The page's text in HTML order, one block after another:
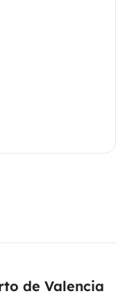
de Valencia